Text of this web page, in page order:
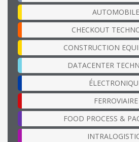
AUTOMOBILE
CHECKOUT
CONSTRUCTION
DATACENTER
FERROVIAIRE
FOOD PROCESS &